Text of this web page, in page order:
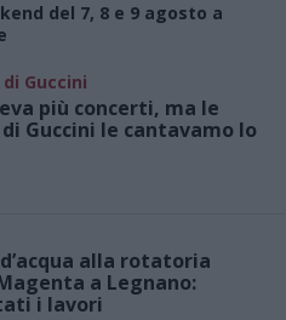
del 7, 8 e 9 agosto a
Guccini
più concerti, ma le
Guccini le cantavamo lo
alla rotatoria
a Legnano:
i lavori